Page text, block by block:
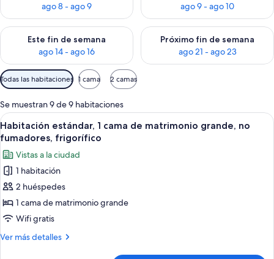
ago 8 - ago 9
ago 9 - ago 10
Este fin de semana
ago 14 - ago 16
Consulta la disponibilidad para este fin de semana, ago 14 -
Próximo fin de semana
ago 21 - ago 23
Consulta la disponibilidad
Filtros
disponibles
para
las
habitaciones
Todas las habitaciones 1 cama 2 camas
Se muestran 9 de 9 habitaciones
Abrir
todas
las
fotos
de
Habitación
estándar,
1
cama
Habitación de hotel con una cama
5
Habitación estándar, 1 cama de matrimonio grande, no
fumadores, frigorífico
Vistas a la ciudad
1 habitación
2 huéspedes
1 cama de matrimonio grande
Wifi gratis
Ver más detalles
Más